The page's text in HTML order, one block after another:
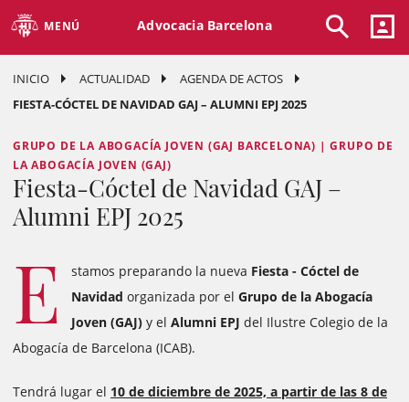
MENÚ Advocacia Barcelona
INICIO ACTUALIDAD
AGENDA DE ACTOS
FIESTA-CÓCTEL DE NAVIDAD GAJ – ALUMNI EPJ 2025
GRUPO DE LA ABOGACÍA JOVEN (GAJ BARCELONA) | GRUPO DE
LA ABOGACÍA JOVEN (GAJ)
Fiesta-Cóctel de Navidad GAJ –
Alumni EPJ 2025
E stamos preparando la nueva Fiesta - Cóctel de
Navidad organizada por el Grupo de la Abogacía
Joven (GAJ) y el Alumni EPJ del Ilustre Colegio de la
Abogacía de Barcelona (ICAB).
Tendrá lugar el 10 de diciembre de 2025, a partir de las 8 de